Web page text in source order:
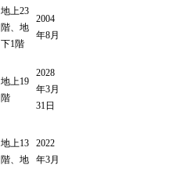
地上23
階、地
下1階
2004
年8月
地上19
階
2028
年3月
31日
地上13
階、地
2022
年3月